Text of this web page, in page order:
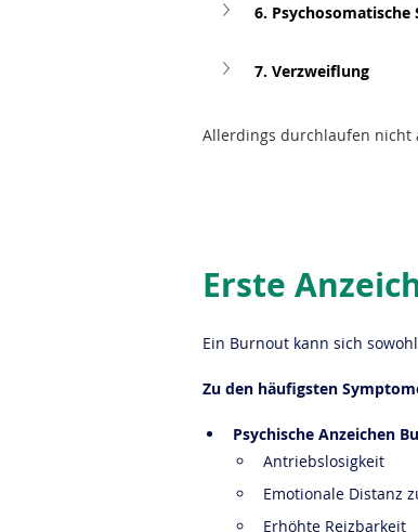
6. Psychosomatische
7. Verzweiflung
Allerdings durchlaufen nicht
Erste
Ein Burnout kann sich
Zu den häufigsten
Psychische Anzeichen
Antriebslosigkeit
Emotionale Distanz
Erhöhte Reizbarkeit